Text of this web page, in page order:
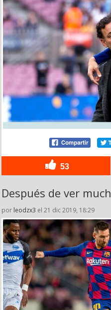
53
Después de ver
por leodzx3 el 21 dic 2019, 18:29